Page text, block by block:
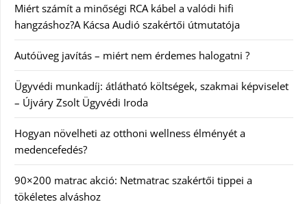
Miért számít a minőségi RCA kábel a valódi hifi
hangzáshoz?A Kácsa Audió szakértői útmutatója
Autóüveg javítás – miért nem érdemes halogatni ?
Ügyvédi munkadíj: átlátható költségek, szakmai képviselet
– Újváry Zsolt Ügyvédi Iroda
Hogyan növelheti az otthoni wellness élményét a
medencefedés?
90×200 matrac akció: Netmatrac szakértői tippei a
tökéletes alváshoz